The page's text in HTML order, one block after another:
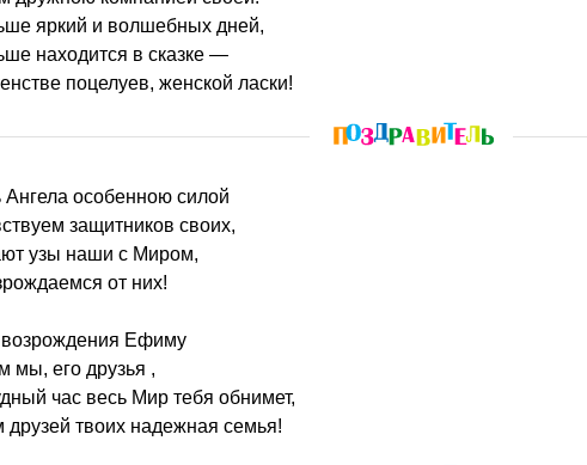
яркий и волшебных дней,
находится в сказке —
поцелуев, женской ласки!
Ангела особенною силой
защитников своих,
узы наши с Миром,
от них!
возрождения Ефиму
мы, его друзья ,
час весь Мир тебя обнимет,
друзей твоих надежная семья!